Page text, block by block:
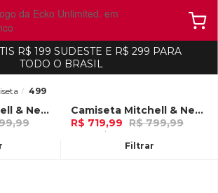
R$ 199 SUDESTE E R$ 299 PARA
TODO O BRASIL
Filtrar
499
-10%Camiseta Mitchell & Ness Manga Curta Swingman Camuflada Los Angeles Lakers Verde
-10%Camiseta Mitchell & Ness Manga Curta Swingman Camuflada Chicago Bulls Verde
R$ 719,99 R$ 799,99
12x de R$ 59,99 Ou